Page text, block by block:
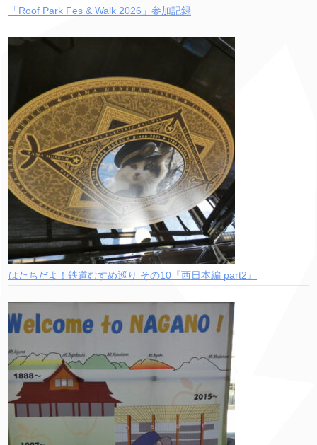
「Roof Park Fes & Walk 2026」参加記録
はたちだよ！鉄道むすめ巡り その10『西日本編 part2』